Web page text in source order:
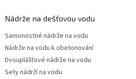
Nádrže na dešťovou vodu
Samonostné nádrže na vodu
Nádrže na vodu k obetonování
Dvouplášťové nádrže na vodu
Sety nádrží na vodu